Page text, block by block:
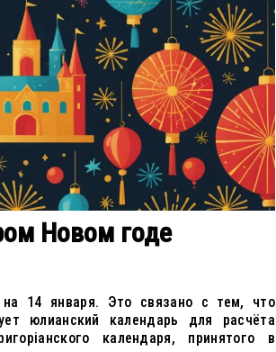
Новом годе
14 января. Это связано с тем, что
юлианский календарь для расчёта
календаря, принятого в